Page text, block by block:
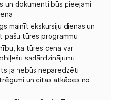
un dokumenti būs pieejami
mainīt ekskursiju dienas un
pašu tūres programmu
ka tūres cena var
sadārdzinājumu
ja nebūs neparedzēti
un citas atkāpes no